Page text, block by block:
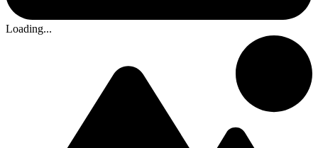
Loading...